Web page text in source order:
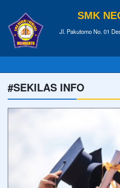
SMK
Jl. Pakutomo No. 01
#SEKILAS INFO